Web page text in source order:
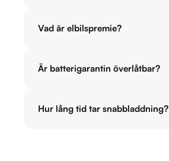
Vad är elbilspremie?
Är batterigarantin överlåtbar?
Hur lång tid tar snabbladdning?